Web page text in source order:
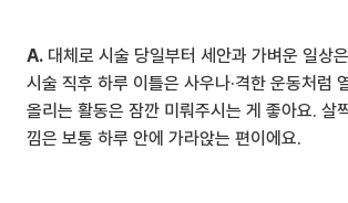
A. 대체로 시술 당일부터 세안과 가벼운 일상
시술 직후 하루 이틀은 사우나·격한 운동처럼
올리는 활동은 잠깐 미뤄주시는 게 좋아요. 살
낌은 보통 하루 안에 가라앉는 편이에요.